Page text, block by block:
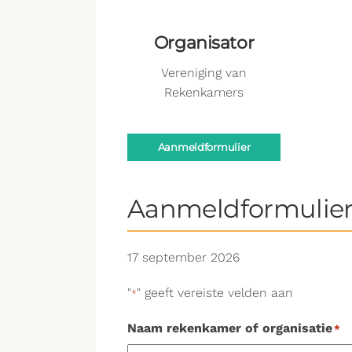
Organisator
Vereniging van
Rekenkamers
Aanmeldformulier
Aanmeldformulier
17 september 2026
"*" geeft vereiste velden aan
Naam rekenkamer of organisatie*